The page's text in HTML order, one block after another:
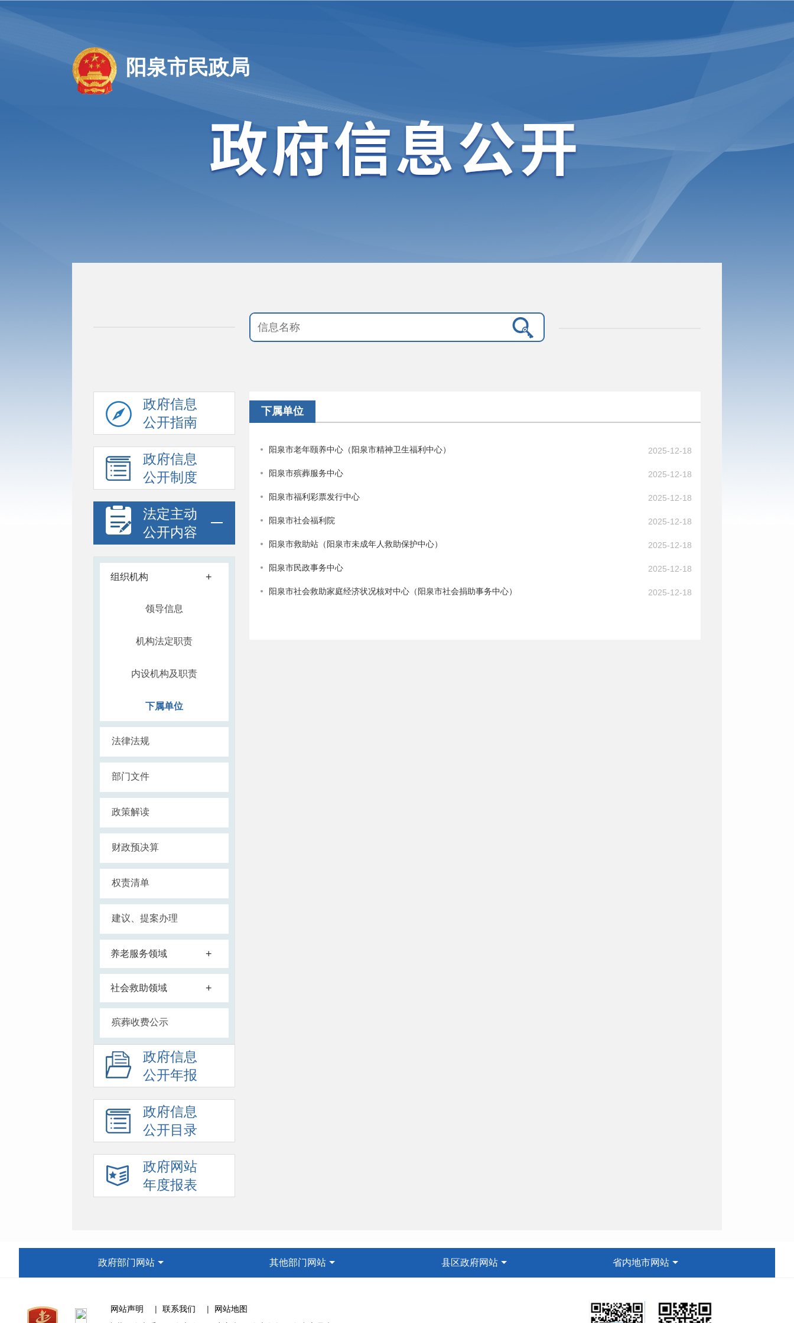
阳泉市民政局
政府信息
公开指南
政府信息
公开制度
法定主动
公开内容
组织机构 +
领导信息
机构法定职责
内设机构及职责
下属单位
法律法规
部门文件
政策解读
财政预决算
权责清单
建议、提案办理
养老服务领域 +
社会救助领域 +
殡葬收费公示
政府信息
公开年报
政府信息
公开目录
政府网站
年度报表
下属单位
阳泉市老年颐养中心（阳泉市精神卫生福利中心） 2025-12-18
阳泉市殡葬服务中心 2025-12-18
阳泉市福利彩票发行中心 2025-12-18
阳泉市社会福利院 2025-12-18
阳泉市救助站（阳泉市未成年人救助保护中心） 2025-12-18
阳泉市民政事务中心 2025-12-18
阳泉市社会救助家庭经济状况核对中心（阳泉市社会捐助事务中心） 2025-12-18